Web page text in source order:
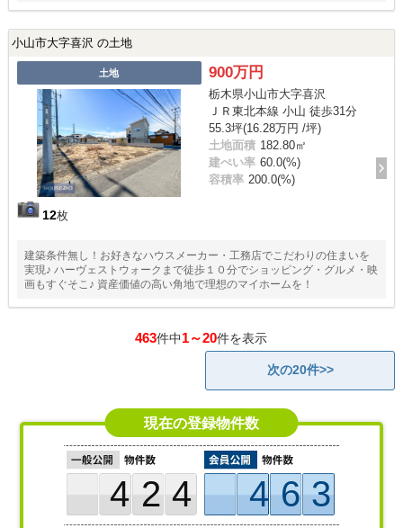
小山市大字喜沢 の土地
土地
12枚
900万円
栃木県小山市大字喜沢
ＪＲ東北本線 小山 徒歩31分
55.3坪(16.28万円 /坪)
土地面積 182.80㎡
建ぺい率 60.0(%)
容積率 200.0(%)
建築条件無し！お好きなハウスメーカー・工務店でこだわりの住まいを
実現♪ ハーヴェストウォークまで徒歩１０分でショッピング・グルメ・映
画もすぐそこ♪ 資産価値の高い角地で理想のマイホームを！
463件中1～20件を表示
次の20件>>
現在の登録物件数
424 463